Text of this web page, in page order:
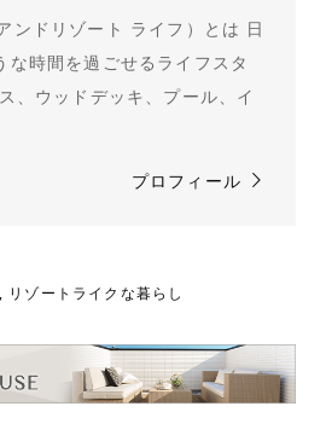
ンドリゾート ライフ）とは 日
な時間を過ごせるライフスタ
、ウッドデッキ、プール、イ
プロフィール
, リゾートライクな暮らし